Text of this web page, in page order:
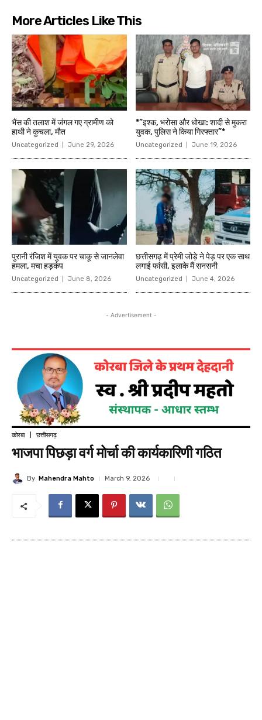
More Articles Like This
भैंस की तलाश में जंगल गए ग्रामीण को
हाथी ने कुचला, मौत
Uncategorized June 29, 2026
*”इश्क, भरोसा और धोखा: शादी से मुकरा
युवक, पुलिस ने किया गिरफ्तार”*
Uncategorized June 19, 2026
पुरानी रंजिश में युवक पर चाकू से जानलेवा
हमला, मचा हड़कंप
Uncategorized June 8, 2026
छत्तीसगढ़ में प्रेमी जोड़े ने पेड़ पर एक साथ
लगाई फांसी, इलाके मैं सनसनी
Uncategorized June 4, 2026
- Advertisement -